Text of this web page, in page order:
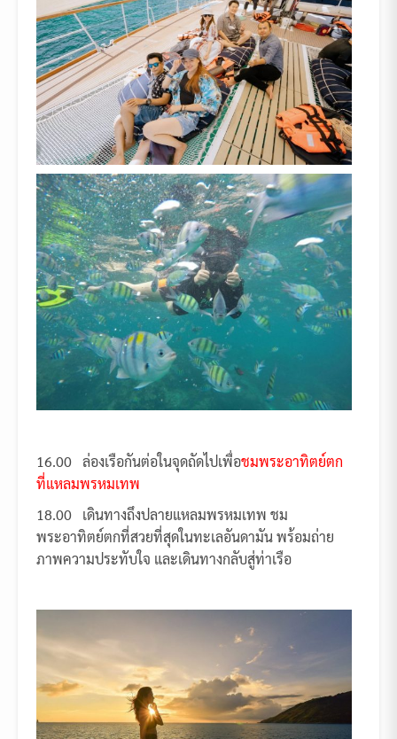
16.00 ล่องเรือกันต่อในจุดถัดไปเพื่อชมพระอาทิตย์ตก
ที่แหลมพรหมเทพ
18.00 เดินทางถึงปลายแหลมพรหมเทพ ชม
พระอาทิตย์ตกที่สวยที่สุดในทะเลอันดามัน พร้อมถ่าย
ภาพความประทับใจ และเดินทางกลับสู่ท่าเรือ